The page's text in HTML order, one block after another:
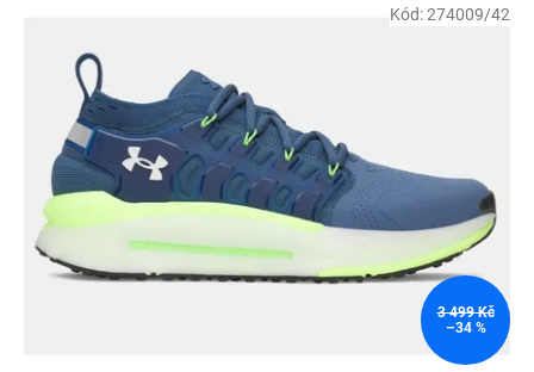
3 499 Kč
–34 %
Kód:274009/42